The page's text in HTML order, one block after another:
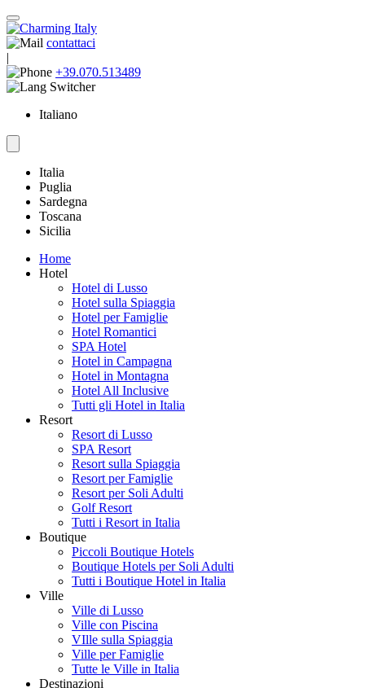
contattaci
|
+39.070.513489
Italiano
Italia
Puglia
Sardegna
Toscana
Sicilia
Home
Hotel
Hotel di Lusso
Hotel sulla Spiaggia
Hotel per Famiglie
Hotel Romantici
SPA Hotel
Hotel in Campagna
Hotel in Montagna
Hotel All Inclusive
Tutti gli Hotel in Italia
Resort
Resort di Lusso
SPA Resort
Resort sulla Spiaggia
Resort per Famiglie
Resort per Soli Adulti
Golf Resort
Tutti i Resort in Italia
Boutique
Piccoli Boutique Hotels
Boutique Hotels per Soli Adulti
Tutti i Boutique Hotel in Italia
Ville
Ville di Lusso
Ville con Piscina
VIlle sulla Spiaggia
Ville per Famiglie
Tutte le Ville in Italia
Destinazioni